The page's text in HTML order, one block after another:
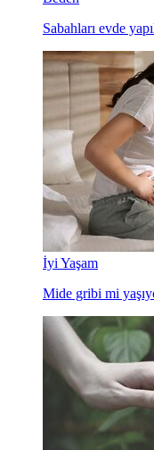
Sabahları evde
İyi Yaşam
Mide gribi mi